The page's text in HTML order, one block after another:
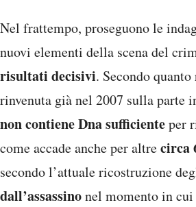
Nel frattempo, proseguono le
nuovi elementi della scena del
risultati decisivi. Secondo
rinvenuta già nel 2007 sulla parte
non contiene Dna sufficienteper
come accade anche per altrecirca
secondo l’attuale ricostruzione
dall’assassinonel momento in cui